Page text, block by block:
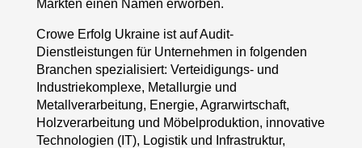
Märkten einen Namen erworben.
Crowe Erfolg Ukraine ist auf Audit-
Dienstleistungen für Unternehmen in folgenden
Branchen spezialisiert: Verteidigungs- und
Industriekomplexe, Metallurgie und
Metallverarbeitung, Energie, Agrarwirtschaft,
Holzverarbeitung und Möbelproduktion, innovative
Technologien (IT), Logistik und Infrastruktur,